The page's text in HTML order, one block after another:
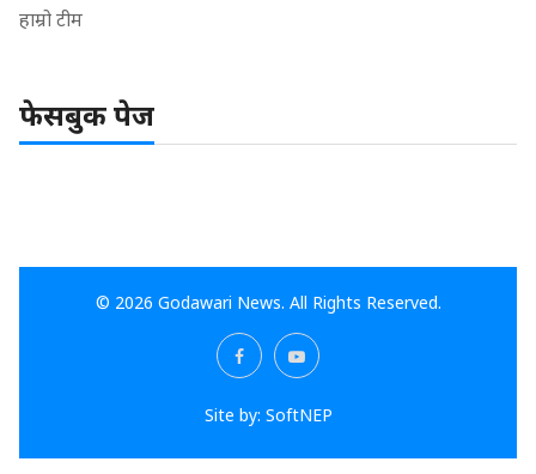
हाम्रो टीम
फेसबुक पेज
© 2026 Godawari News. All Rights Reserved.
Site by: SoftNEP